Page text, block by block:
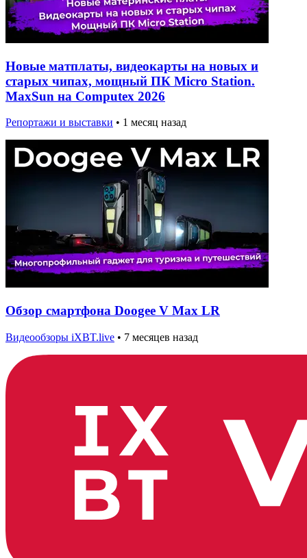
Новые матплаты, видеокарты на новых и
старых чипах, мощный ПК Micro Station.
MaxSun на Computex 2026
Репортажи и выставки • 1 месяц назад
Обзор смартфона Doogee V Max LR
Видеообзоры iXBT.live • 7 месяцев назад